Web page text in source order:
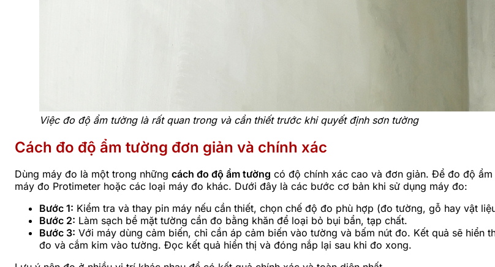
Việc đo độ ẩm tường là rất quan trong và cần thiết trước khi quyết định sơn tường
Cách đo độ ẩm tường đơn giản và chính xác
Dùng máy đo là một trong những cách đo độ ẩm tường có độ chính xác cao và đơn giản. Để đo độ
máy đo Protimeter hoặc các loại máy đo khác. Dưới đây là các bước cơ bản khi sử dụng máy đo:
Bước 1: Kiểm tra và thay pin máy nếu cần thiết, chọn chế độ đo phù hợp (đo tường, gỗ hay vật
Bước 2: Làm sạch bề mặt tường cần đo bằng khăn để loại bỏ bụi bẩn, tạp chất.
Bước 3: Với máy dùng cảm biến, chỉ cần áp cảm biến vào tường và bấm nút đo. Kết quả sẽ hiển
đo và cắm kim vào tường. Đọc kết quả hiển thị và đóng nắp lại sau khi đo xong.